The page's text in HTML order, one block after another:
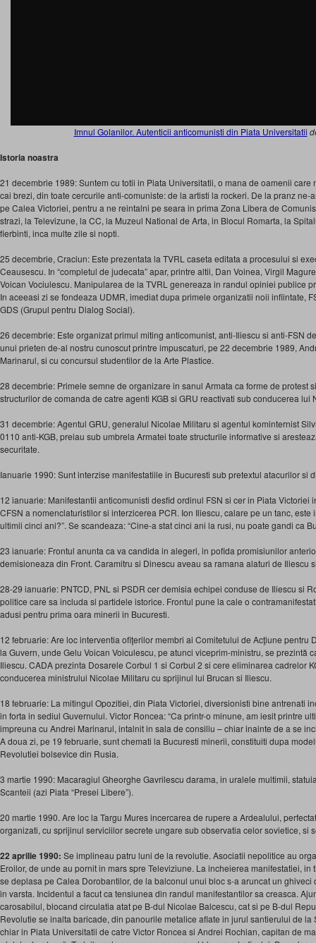
Imnul Golanilor. Autenticii anticomunisti din Piata Universitatii
Istoria noastra
21 decembrie 1989: Suntem cu totii in Piata Universitatii, o mana de oamenii care
cai brezi, din toate cercurile anti-comuniste: de la artisti la rockeri. De la pranz ne-
pe Calea Victoriei, pentru a ne reintalni pe seara in prima Zona Libera de
strazi, la Televizune, la CC, la Muzeul National de Arta, in Blocul Romarta, la
fierbinti, inca multe zile si nopti.
25 decembrie, Craciun: Este prezentata la TVRL caseta editata a procesului si
Ceausescu. In “completul de judecata” apar, printre altii, Dan Voinea, Virgil
Voican Vociulescu. Manipularea de la TVRL genereaza in randul opiniei publice
In aceeasi zi se fondeaza UDMR, imediat dupa primele organizatii noii infiintate,
GDS (Grupul pentru Dialog Social).
26 decembrie: Este organizat primul miting anticomunist, anti-Iliescu si anti-FSN
unui prieten de-al nostru cunoscut printre impuscaturi, pe 22 decembrie 1989,
Marinarul, si cu concursul studentilor de la Arte Plastice.
28 decembrie: Primele semne de organizare in sanul Armata ca forme de protest
structurilor de comanda de catre agenti KGB si GRU reactivati sub conducerea lui
31 decembrie: Agentul GRU, generalul Nicolae Militaru si agentul kominternist
0110 anti-KGB, preiau sub umbrela Armatei toate structurile informative si
securitate.
Ianuarie 1990: Sunt interzise manifestatiile in Bucuresti sub pretextul atacurilor si
12 ianuarie: Manifestantii anticomunisti desfid ordinul FSN si cer in Piata Victoriei
CFSN a nomenclaturistilor si interzicerea PCR. Ion Iliescu, calare pe un tanc, este
ultimii cinci ani?”. Se scandeaza: “Cine-a stat cinci ani la rusi, nu poate gandi ca
23 ianuarie: Frontul anunta ca va candida in alegeri, in pofida promisiunilor
demisioneaza din Front. Caramitru si Dinescu aveau sa ramana alaturi de Iliescu
28-29 ianuarie: PNTCD, PNL si PSDR cer demisia echipei conduse de Iliescu si
politice care sa includa si partidele istorice. Frontul pune la cale o
adusi pentru prima oara minerii in Bucuresti.
12 februarie: Are loc interventia ofiţerilor membri ai Comitetului de Acţiune pentru
la Guvern, unde Gelu Voican Voiculescu, pe atunci viceprim-ministru, se prezintă
Iliescu. CADA prezinta Dosarele Corbul 1 si Corbul 2 si cere eliminarea cadrelor
conducerea ministrului Nicolae Militaru cu sprijinul lui Brucan si Iliescu.
18 februarie: La mitingul Opozitiei, din Piata Victoriei, diversionisti bine antrenati
in forta in sediul Guvernului. Victor Roncea: “Ca printr-o minune, am iesit printre
impreuna cu Andrei Marinarul, intalnit in sala de consiliu – chiar inainte de a se
A doua zi, pe 19 februarie, sunt chemati la Bucuresti minerii, constituiti dupa
Revolutiei bolsevice din Rusia.
3 martie 1990: Macaragiul Gheorghe Gavrilescu darama, in uralele multimii,
Scanteii (azi Piata “Presei Libere”).
20 martie 1990. Are loc la Targu Mures incercarea de rupere a Ardealului,
organizati, cu sprijinul serviciilor secrete ungare sub observatia celor sovietice, si
22 aprilie 1990: Se implineau patru luni de la revolutie. Asociatii nepolitice au
Eroilor, de unde au pornit in mars spre Televiziune. La incheierea manifestatiei,
se deplasa pe Calea Dorobantilor, de la balconul unui bloc s-a aruncat un ghiveci
in varsta. Incidentul a facut ca tensiunea din randul manifestantilor sa creasca.
carosabilul, blocand circulatia atat pe B-dul Nicolae Balcescu, cat si pe B-dul
Revolutie se inalta baricade, din panourile metalice aflate in jurul santierului de
chiar in Piata Universitatii de catre Victor Roncea si Andrei Rochian, capitan de